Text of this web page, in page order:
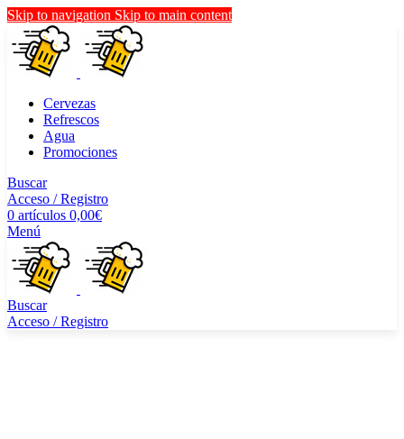
Skip to navigation Skip to main content
Cervezas
Refrescos
Agua
Promociones
Buscar
Acceso / Registro
0 artículos 0,00€
Menú
Buscar
Acceso / Registro